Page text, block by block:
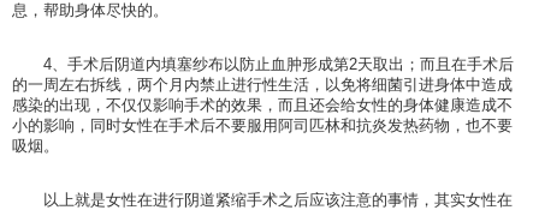
息，帮助身体尽快的。
4、手术后阴道内填塞纱布以防止血肿形成第2天取出；而且在手术后
的一周左右拆线，两个月内禁止进行性生活，以免将细菌引进身体中造成
感染的出现，不仅仅影响手术的效果，而且还会给女性的身体健康造成不
小的影响，同时女性在手术后不要服用阿司匹林和抗炎发热药物，也不要
吸烟。
以上就是女性在进行阴道紧缩手术之后应该注意的事情，其实女性在